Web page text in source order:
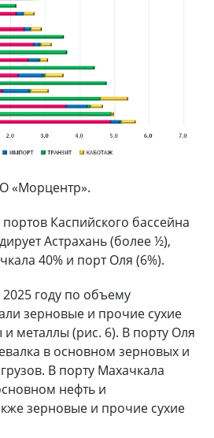
«Морцентр».
Каспийского бассейна
Астрахань (более ½),
40% и порт Оля (6%).
2025 году по объему
зерновые и прочие сухие
и металлы (рис. 6). В порту Оля
в основном зерновых и
В порту Махачкала
нефть и
зерновые и прочие сухие